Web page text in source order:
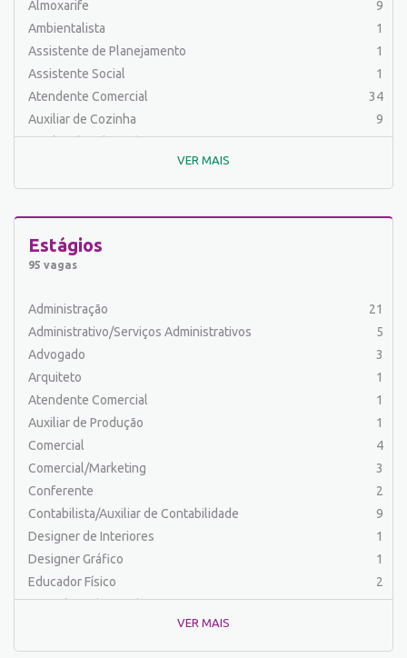
Almoxarife
9
Ambientalista
1
Assistente de Planejamento
1
Assistente Social
1
Atendente Comercial
34
Auxiliar de Cozinha
9
Auxiliar de Laboratório
2
Auxiliar de Manutenção Predial
Auxiliar de Mecânica
1
Auxiliar de Serviços
Barman
Cabeleireiro
Caixa Bancário/Operador de Caixa
Carpinteiro
Carregador/Ajudante Carga e Descarga
Chefe de Cozinha
Comercial
Comercial/Marketing
Comprador
Conferente
Contabilista/Auxiliar de Contabilidade
Controlador
Costureira/Costureiro Industrial
Cozinha/ Pizzaiolo
4
VER MAIS
Estágios
95 vagas
Administração
21
Administrativo/Serviços Administrativos
5
Advogado
3
Arquiteto
1
Atendente Comercial
1
Auxiliar de Produção
1
Comercial
4
Comercial/Marketing
3
Conferente
2
Contabilista/Auxiliar de Contabilidade
9
Designer de Interiores
1
Designer Gráfico
1
Educador Físico
2
Engenharia (Outras)
1
Engenharia Elétrica e Eletrônica
1
VER MAIS